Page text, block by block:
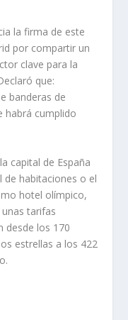
la firma de este
por compartir un
clave para la
que:
banderas de
habrá cumplido
capital de España
de habitaciones o el
hotel olímpico,
tarifas
desde los 170
estrellas a los 422